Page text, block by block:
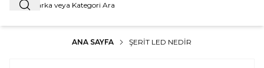
Ara
ANA SAYFA ŞERIT LED NEDIR